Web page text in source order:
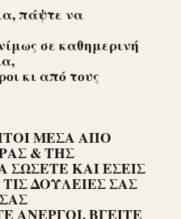
πάψτε να
σε καθημερινή
κι από τους
ΜΕΣΑ ΑΠΟ
& ΤΗΣ
ΚΑΙ ΕΣΕΙΣ
ΔΟΥΛΕΙΕΣ ΣΑΣ
ΑΝΕΡΓΟΙ, ΒΓΕΙΤΕ